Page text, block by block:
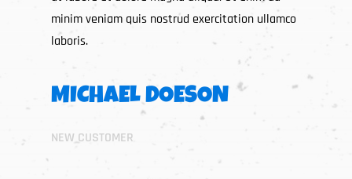
minim veniam quis nostrud exercitation ullamco
laboris.
MICHAEL DOESON
NEW CUSTOMER